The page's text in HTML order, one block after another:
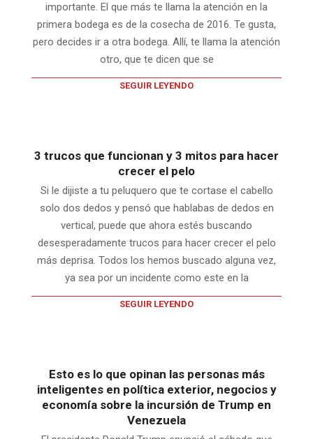
importante. El que más te llama la atención en la
primera bodega es de la cosecha de 2016. Te gusta,
pero decides ir a otra bodega. Allí, te llama la atención
otro, que te dicen que se
SEGUIR LEYENDO
3 trucos que funcionan y 3 mitos para hacer
crecer el pelo
Si le dijiste a tu peluquero que te cortase el cabello
solo dos dedos y pensó que hablabas de dedos en
vertical, puede que ahora estés buscando
desesperadamente trucos para hacer crecer el pelo
más deprisa. Todos los hemos buscado alguna vez,
ya sea por un incidente como este en la
SEGUIR LEYENDO
Esto es lo que opinan las personas más
inteligentes en política exterior, negocios y
economía sobre la incursión de Trump en
Venezuela